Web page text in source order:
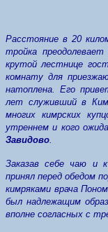
Расстояние в 20
тройка
крутой лестнице
комнату для
натоплена. Его
лет служивший в
многих кимрских
утреннем и кого
Завидово.
Заказав себе чаю и к
принял перед обедом
кимряками врача
был надлежащим
вполне согласных с